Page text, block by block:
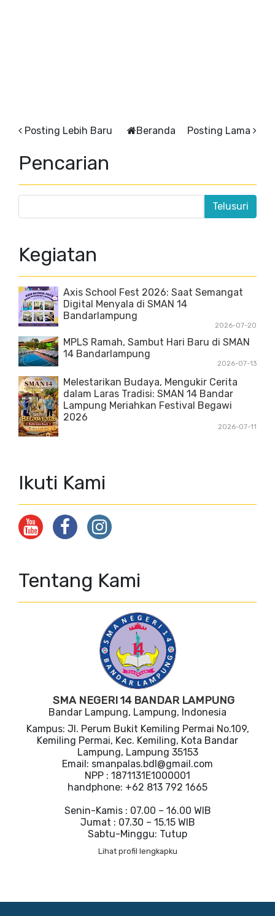
Posting Lebih Baru Posting Lama
Beranda
Pencarian
Kegiatan
Axis School Fest 2026: Saat Semangat
Digital Menyala di SMAN 14
Bandarlampung
2026-07-20
MPLS Ramah, Sambut Hari Baru di SMAN
14 Bandarlampung
2026-07-13
Melestarikan Budaya, Mengukir Cerita
dalam Laras Tradisi: SMAN 14 Bandar
Lampung Meriahkan Festival Begawi
2026
2026-07-11
Ikuti Kami
Tentang Kami
SMA NEGERI 14 BANDAR LAMPUNG
Bandar Lampung, Lampung, Indonesia
Kampus: Jl. Perum Bukit Kemiling Permai No.109,
Kemiling Permai, Kec. Kemiling, Kota Bandar
Lampung, Lampung 35153
Email: smanpalas.bdl@gmail.com
NPP : 1871131E1000001
handphone: +62 813 792 1665
Senin-Kamis : 07.00 – 16.00 WIB
Jumat : 07.30 – 15.15 WIB
Sabtu-Minggu: Tutup
Lihat profil lengkapku